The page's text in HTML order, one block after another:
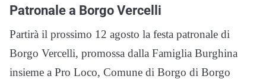
Patronale a Borgo Vercelli
Partirà il prossimo 12 agosto la festa patronale di
Borgo Vercelli, promossa dalla Famiglia Burghina
insieme a Pro Loco, Comune di Borgo di Borgo